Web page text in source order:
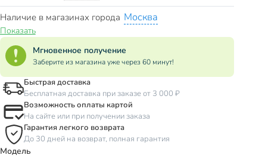
Наличие в магазинах города Москва
Показать
Мгновенное получение
Заберите из магазина уже через 60 минут!
Быстрая доставка
Бесплатная доставка при заказе от 3 000 ₽
Возможность оплаты картой
На сайте или при получении заказа
Гарантия легкого возврата
До 30 дней на возврат, полная гарантия
Модель